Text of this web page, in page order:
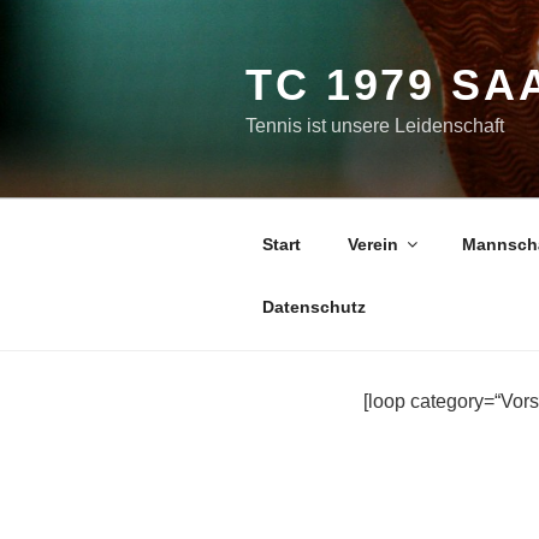
TC 1979
Tennis ist unsere Leidenschaft
Start Verein
Datenschutz
[loop